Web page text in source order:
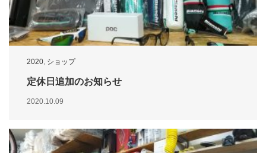
2020, ショップ
定休日追加のお知らせ
2020.10.09